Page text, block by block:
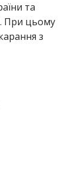
та
При цьому
з